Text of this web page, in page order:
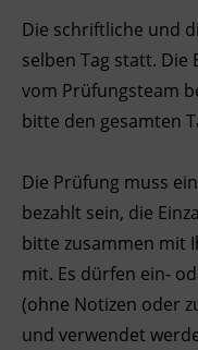
BFI Reutte
BFI Schwaz
Die schriftliche und
selben Tag statt.
vom Prüfungsteam
bitte den gesamten
Die Prüfung muss
bezahlt sein, die
bitte zusammen mit
mit. Es dürfen ein-
(ohne Notizen oder
und verwendet